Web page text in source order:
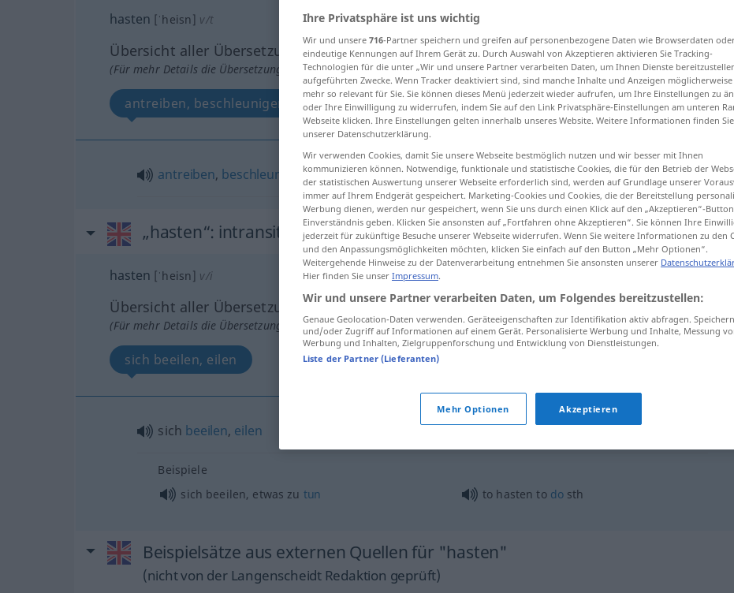
hasten [ˈheisn] v/t
Übersicht aller Übersetzungen
(Für mehr Details die Übersetzung anklicken/antippen)
antreiben, beschleunigen
antreiben, beschleunigen hasten zur Eile
„hasten“: intransitive verb
hasten [ˈheisn] v/i
Übersicht aller Übersetzungen
(Für mehr Details die Übersetzung anklicken/antippen)
sich beeilen, eilen
sich beeilen, eilen hasten
Beispiele
sich beeilen, etwas zu tun to hasten to dosth
Beispielsätze aus externen Quellen für "hasten"
(nicht von der Langenscheidt Redaktion geprüft)
Ihre Privatsphäre ist uns wichtig
Wir und unsere 716-Partner speichern und greifen auf personenbezogene Daten wie Browserdaten
eindeutige Kennungen auf Ihrem Gerät zu. Durch Auswahl von Akzeptieren aktivieren Sie Tracking-
Technologien für die unter „Wir und unsere Partner verarbeiten Daten, um Ihnen Dienste
aufgeführten Zwecke. Wenn Tracker deaktiviert sind, sind manche Inhalte und Anzeigen
mehr so relevant für Sie. Sie können dieses Menü jederzeit wieder aufrufen, um Ihre Einstellungen zu
oder Ihre Einwilligung zu widerrufen, indem Sie auf den Link Privatsphäre-Einstellungen am unteren
Webseite klicken. Ihre Einstellungen gelten innerhalb unseres Website. Weitere Informationen finden
unserer Datenschutzerklärung.
Wir verwenden Cookies, damit Sie unsere Webseite bestmöglich nutzen und wir besser mit Ihnen
kommunizieren können. Notwendige, funktionale und statistische Cookies, die für den Betrieb der
der statistischen Auswertung unserer Webseite erforderlich sind, werden auf Grundlage unserer
immer auf Ihrem Endgerät gespeichert. Marketing-Cookies und Cookies, die der Bereitstellung
Werbung dienen, werden nur gespeichert, wenn Sie uns durch einen Klick auf den „Akzeptieren“-
Einverständnis geben. Klicken Sie ansonsten auf „Fortfahren ohne Akzeptieren“. Sie können Ihre
jederzeit für zukünftige Besuche unserer Webseite widerrufen. Wenn Sie weitere Informationen zu den
und den Anpassungsmöglichkeiten möchten, klicken Sie einfach auf den Button „Mehr Optionen“.
Weitergehende Hinweise zu der Datenverarbeitung entnehmen Sie ansonsten unserer
Hier finden Sie unser Impressum.
Wir und unsere Partner verarbeiten Daten, um Folgendes bereitzustellen:
Genaue Geolocation-Daten verwenden. Geräteeigenschaften zur Identifikation aktiv abfragen.
und/oder Zugriff auf Informationen auf einem Gerät. Personalisierte Werbung und Inhalte, Messung
Werbung und Inhalten, Zielgruppenforschung und Entwicklung von Dienstleistungen.
Liste der Partner (Lieferanten)
Mehr Optionen Akzeptieren